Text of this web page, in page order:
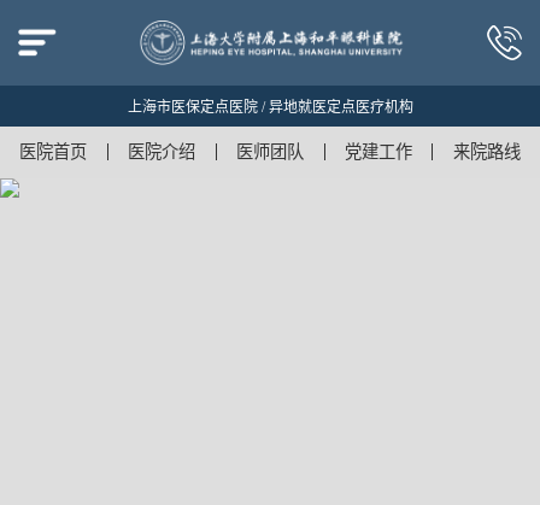
上海市医保定点医院 / 异地就医定点医疗机构
医院首页 医院介绍 医师团队 党建工作 来院路线